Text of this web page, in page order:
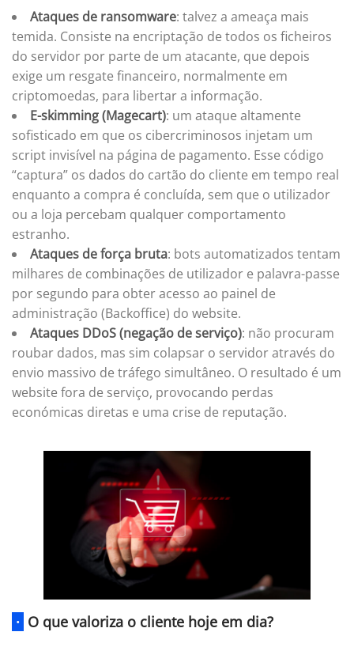
Ataques de ransomware: talvez a ameaça mais
temida. Consiste na encriptação de todos os ficheiros
do servidor por parte de um atacante, que depois
exige um resgate financeiro, normalmente em
criptomoedas, para libertar a informação.
E-skimming (Magecart): um ataque altamente
sofisticado em que os cibercriminosos injetam um
script invisível na página de pagamento. Esse código
“captura” os dados do cartão do cliente em tempo real
enquanto a compra é concluída, sem que o utilizador
ou a loja percebam qualquer comportamento
estranho.
Ataques de força bruta: bots automatizados tentam
milhares de combinações de utilizador e palavra-passe
por segundo para obter acesso ao painel de
administração (Backoffice) do website.
Ataques DDoS (negação de serviço): não procuram
roubar dados, mas sim colapsar o servidor através do
envio massivo de tráfego simultâneo. O resultado é um
website fora de serviço, provocando perdas
económicas diretas e uma crise de reputação.
· O que valoriza o cliente hoje em dia?